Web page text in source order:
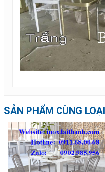
SẢN PHẨM CÙNG LOẠI